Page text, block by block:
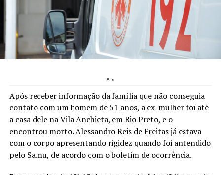
Ads
Após receber informação da família que não conseguia
contato com um homem de 51 anos, a ex-mulher foi até
a casa dele na Vila Anchieta, em Rio Preto, e o
encontrou morto. Alessandro Reis de Freitas já estava
com o corpo apresentando rigidez quando foi antendido
pelo Samu, de acordo com o boletim de ocorrência.